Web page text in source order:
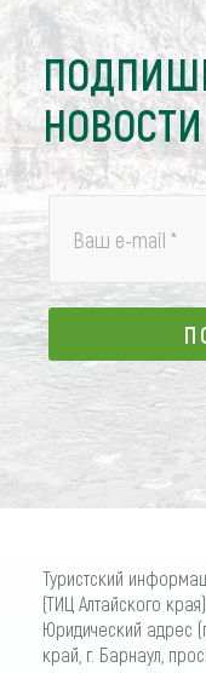
НОВОСТИ
Ваш e-mail *
Туристский
(ТИЦ Алтайского края)
Юридический адрес
край, г. Барнаул,